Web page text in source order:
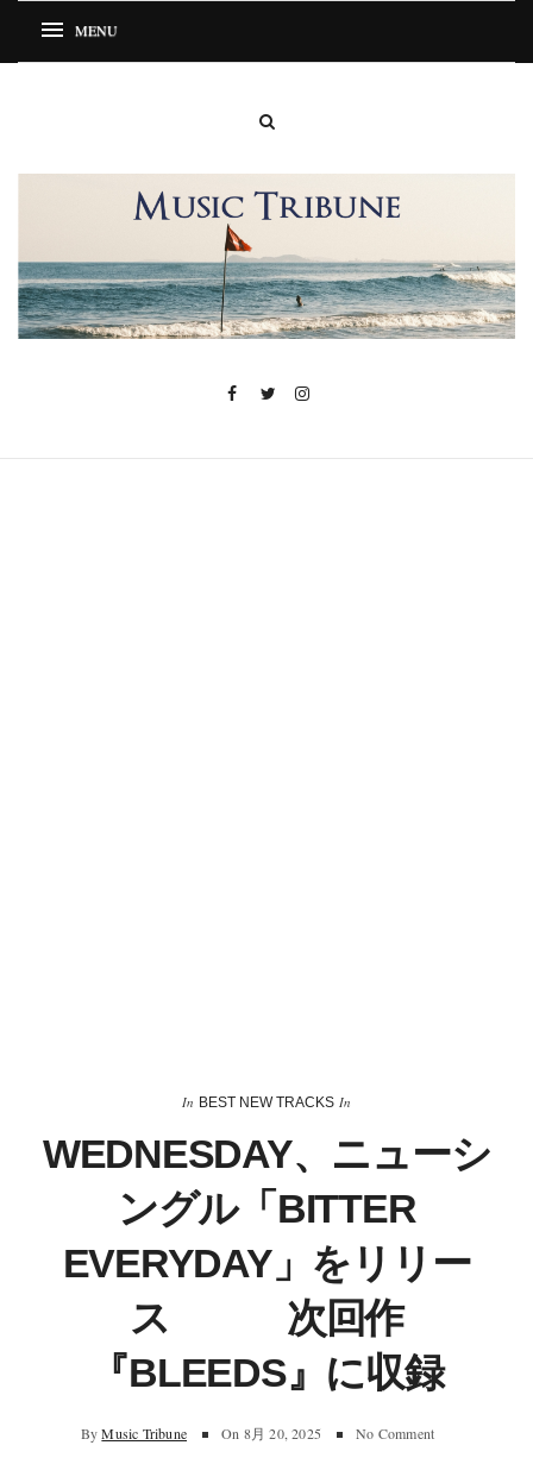
In BEST NEW TRACKS In
WEDNESDAY、ニューシ
ングル「BITTER
EVERYDAY」をリリー
ス 次回作
『BLEEDS』に収録
By Music Tribune On 8月 20, 2025 No Comment